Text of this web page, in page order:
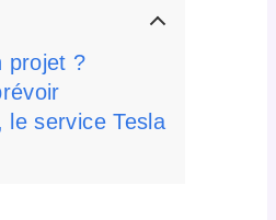
projet ?
le service Tesla